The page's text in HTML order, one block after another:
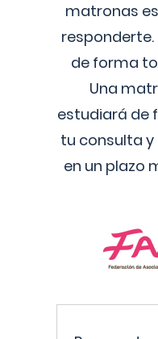
matronas
responderte.
de forma
Una
estudiará de
tu consulta
en un plazo